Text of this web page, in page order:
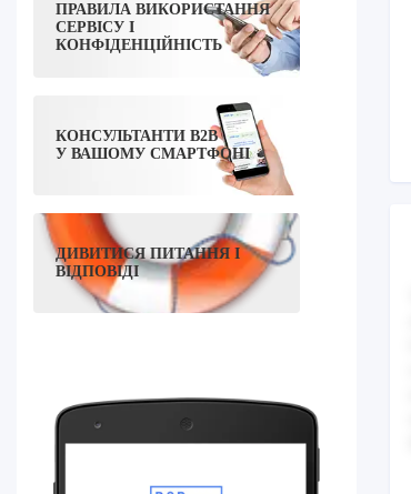
ПРАВИЛА ВИКОРИСТАННЯ
СЕРВІСУ І
КОНФІДЕНЦІЙНІСТЬ
КОНСУЛЬТАНТИ B2B
У ВАШОМУ СМАРТФОНІ
ДИВИТИСЯ ПИТАННЯ І
ВІДПОВІДІ